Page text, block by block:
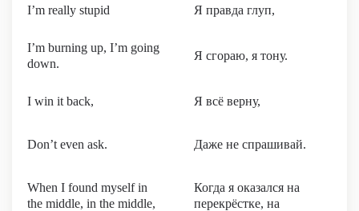
I’m really stupid Я правда глуп,
I’m burning up, I’m going
down.
Я сгораю, я тону.
I win it back, Я всё верну,
Don’t even ask. Даже не спрашивай.
When I found myself in
the middle, in the middle,
Когда я оказался на
перекрёстке, на